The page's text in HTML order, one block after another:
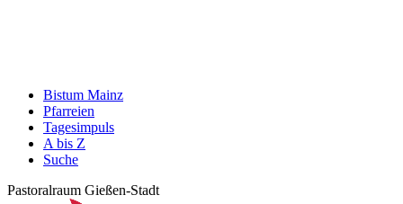
Bistum Mainz
Pfarreien
Tagesimpuls
A bis Z
Suche
Pastoralraum Gießen-Stadt